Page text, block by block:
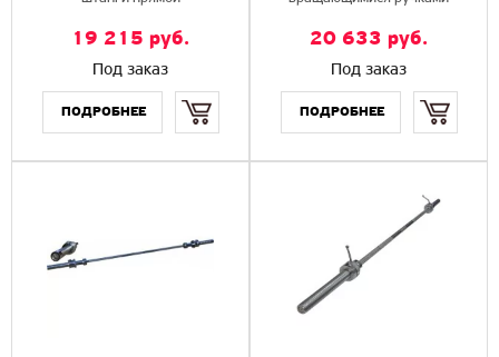
19 215 руб.
Под заказ
20 633 руб.
Под заказ